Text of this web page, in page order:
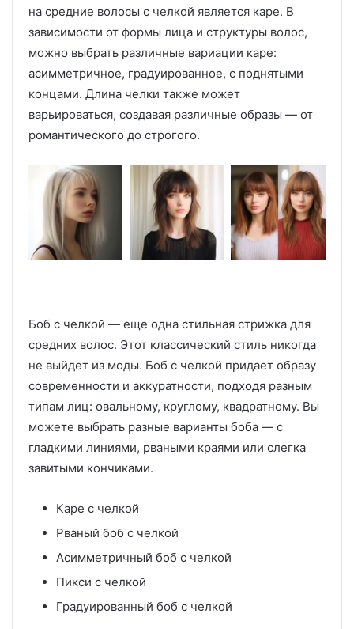
на средние волосы с челкой является каре. В
зависимости от формы лица и структуры волос,
можно выбрать различные вариации каре:
асимметричное, градуированное, с поднятыми
концами. Длина челки также может
варьироваться, создавая различные образы — от
романтического до строгого.
Боб с челкой — еще одна стильная стрижка для
средних волос. Этот классический стиль никогда
не выйдет из моды. Боб с челкой придает образу
современности и аккуратности, подходя разным
типам лиц: овальному, круглому, квадратному. Вы
можете выбрать разные варианты боба — с
гладкими линиями, рваными краями или слегка
завитыми кончиками.
Каре с челкой
Рваный боб с челкой
Асимметричный боб с челкой
Пикси с челкой
Градуированный боб с челкой